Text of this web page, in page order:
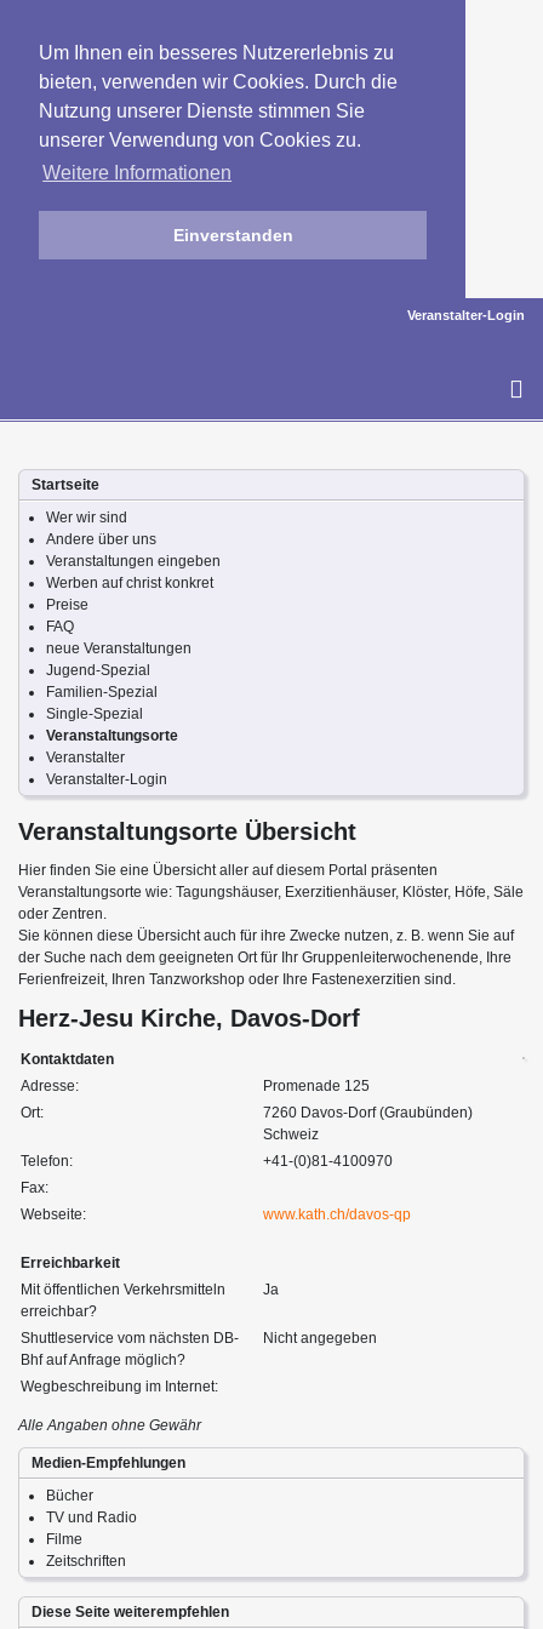
Um Ihnen ein besseres Nutzererlebnis zu
bieten, verwenden wir Cookies. Durch die
Nutzung unserer Dienste stimmen Sie
unserer Verwendung von Cookies zu.
Weitere Informationen
Einverstanden
Veranstalter-Login
Startseite
Wer wir sind
Andere über uns
Veranstaltungen eingeben
Werben auf christ konkret
Preise
FAQ
neue Veranstaltungen
Jugend-Spezial
Familien-Spezial
Single-Spezial
Veranstaltungsorte
Veranstalter
Veranstalter-Login
Veranstaltungsorte Übersicht
Hier finden Sie eine Übersicht aller auf diesem Portal präsenten
Veranstaltungsorte wie: Tagungshäuser, Exerzitienhäuser, Klöster, Höfe, Säle
oder Zentren.
Sie können diese Übersicht auch für ihre Zwecke nutzen, z. B. wenn Sie auf
der Suche nach dem geeigneten Ort für Ihr Gruppenleiterwochenende, Ihre
Ferienfreizeit, Ihren Tanzworkshop oder Ihre Fastenexerzitien sind.
Herz-Jesu Kirche, Davos-Dorf
Kontaktdaten
Adresse:
Promenade 125
Ort:
7260 Davos-Dorf (Graubünden)
Schweiz
Telefon:
+41-(0)81-4100970
Fax:
Webseite:
www.kath.ch/davos-qp
Erreichbarkeit
Mit öffentlichen Verkehrsmitteln
erreichbar?
Ja
Shuttleservice vom nächsten DB-
Bhf auf Anfrage möglich?
Nicht angegeben
Wegbeschreibung im Internet:
Alle Angaben ohne Gewähr
Medien-Empfehlungen
Bücher
TV und Radio
Filme
Zeitschriften
Diese Seite weiterempfehlen